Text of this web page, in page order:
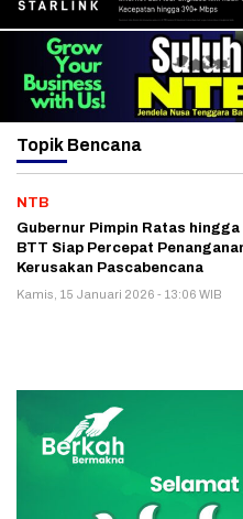
Topik Bencana
NTB
Gubernur Pimpin Ratas hingga
BTT Siap Percepat
Kerusakan Pascabencana
Kamis, 15 Januari 2026 - 13:06 WIB